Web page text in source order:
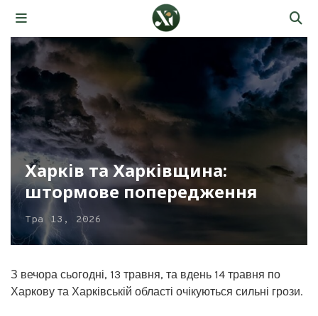
Харків та Харківщина:
штормове попередження
Тра 13, 2026
З вечора сьогодні, 13 травня, та вдень 14 травня по
Харкову та Харківській області очікуються сильні грози.